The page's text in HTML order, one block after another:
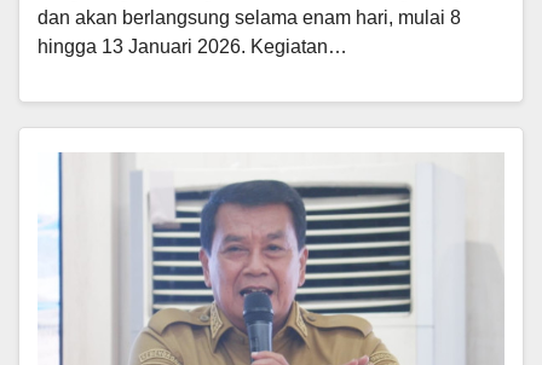
dan akan berlangsung selama enam hari, mulai 8
hingga 13 Januari 2026. Kegiatan…